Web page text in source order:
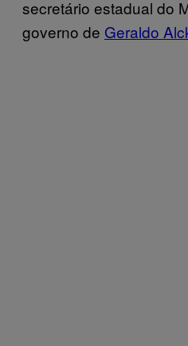
secretário estadual do
governo de Geraldo